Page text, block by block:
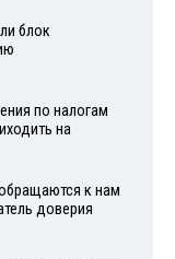
блок
по налогам
на
к нам
доверия